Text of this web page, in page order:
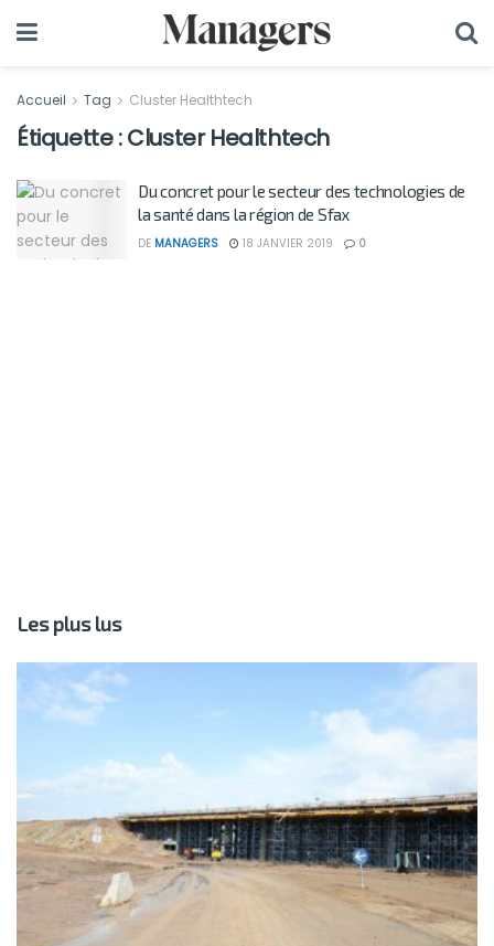
Accueil Tag Cluster Healthtech
Étiquette :Cluster Healthtech
Du concret pour le secteur des technologies de
la santé dans la région de Sfax
DE MANAGERS 18 JANVIER 2019 0
Les plus lus